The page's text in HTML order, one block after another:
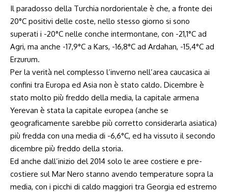
Il paradosso della Turchia nordorientale è che, a fronte dei
20°C positivi delle coste, nello stesso giorno si sono
superati i -20°C nelle conche intermontane, con -21,1°C ad
Agri, ma anche -17,9°C a Kars, -16,8°C ad Ardahan, -15,4°C ad
Erzurum.
Per la verità nel complesso l’inverno nell’area caucasica ai
confini tra Europa ed Asia non è stato caldo. Dicembre è
stato molto più freddo della media, la capitale armena
Yerevan è stata la capitale europea (anche se
geograficamente sarebbe più corretto considerarla asiatica)
più fredda con una media di -6,6°C, ed ha vissuto il secondo
dicembre più freddo della storia.
Ed anche dall’inizio del 2014 solo le aree costiere e pre-
costiere sul Mar Nero stanno avendo temperature sopra la
media, con i picchi di caldo maggiori tra Georgia ed estremo